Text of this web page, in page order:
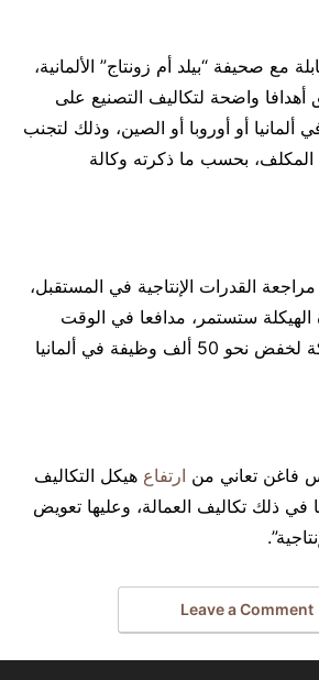
مع صحيفة “بيلد أم زونتاج” الألمانية،
واضحة لتكاليف التصنيع على
ألمانيا أو أوروبا أو الصين، وذلك لتجنب
المكلف، بحسب ما ذكرته وكالة
القدرات الإنتاجية في المستقبل،
الهيكلة ستستمر، مدافعا في الوقت
نفسه عن خطة الشركة لخفض نحو 50 ألف وظيفة في ألمانيا
فاغن تعاني من ارتفاع هيكل التكاليف
في ذلك تكاليف العمالة، وعليها تعويض
Leave a Comment